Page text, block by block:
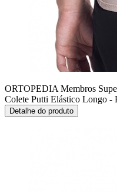
ORTOPEDIA Membros
Colete Putti Elástico Longo -
Detalhe do produto